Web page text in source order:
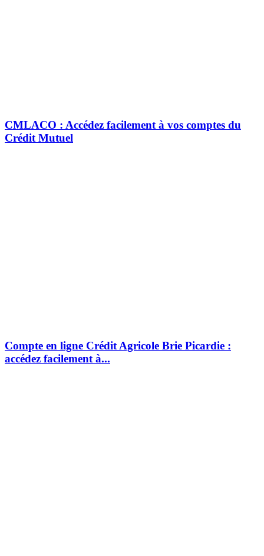
CMLACO : Accédez facilement à vos comptes du
Crédit Mutuel
Compte en ligne Crédit Agricole Brie Picardie :
accédez facilement à...